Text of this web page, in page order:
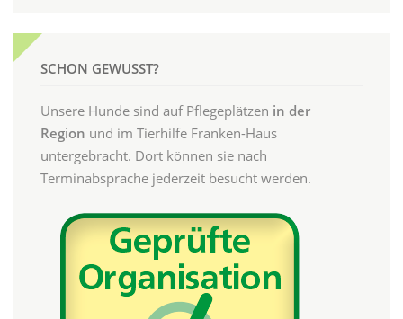
SCHON GEWUSST?
Unsere Hunde sind auf Pflegeplätzen in der
Region und im Tierhilfe Franken-Haus
untergebracht. Dort können sie nach
Terminabsprache jederzeit besucht werden.